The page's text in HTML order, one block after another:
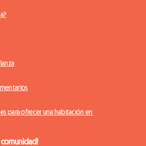
para ofrecer una habitación en
comunidad!